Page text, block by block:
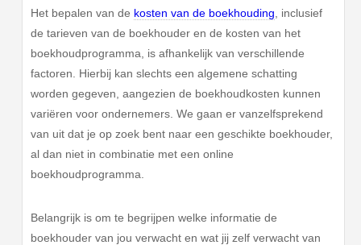
Het bepalen van de kosten van de boekhouding , inclusief
de tarieven van de boekhouder en de kosten van het
boekhoudprogramma, is afhankelijk van verschillende
factoren. Hierbij kan slechts een algemene schatting
worden gegeven, aangezien de boekhoudkosten kunnen
variëren voor ondernemers. We gaan er vanzelfsprekend
van uit dat je op zoek bent naar een geschikte boekhouder,
al dan niet in combinatie met een online
boekhoudprogramma.
Belangrijk is om te begrijpen welke informatie de
boekhouder van jou verwacht en wat jij zelf verwacht van